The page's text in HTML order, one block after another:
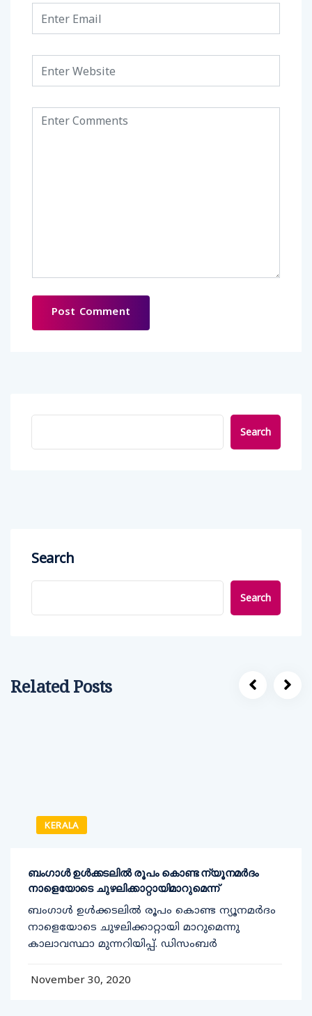
Search
Search
Search
Related Posts
KERALA
ബംഗാൾ ഉൾക്കടലിൽ രൂപം കൊണ്ട ന്യൂനമർദം
നാളെയോടെ ചുഴലിക്കാറ്റായിമാറുമെന്ന്
ബംഗാൾ ഉൾക്കടലിൽ രൂപം കൊണ്ട ന്യൂനമർദം
നാളെയോടെ ചുഴലിക്കാറ്റായി മാറുമെന്നു
കാലാവസ്ഥാ മുന്നറിയിപ്പ്. ഡിസംബർ
November 30, 2020